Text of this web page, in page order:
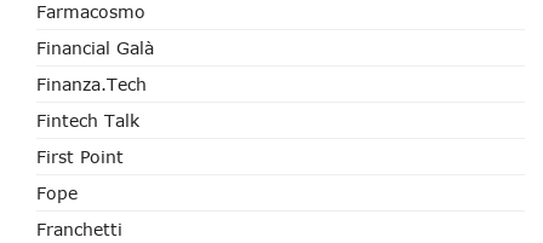
Farmacosmo
Financial Galà
Finanza.tech
Fintech Talk
First Point
Fope
Franchetti